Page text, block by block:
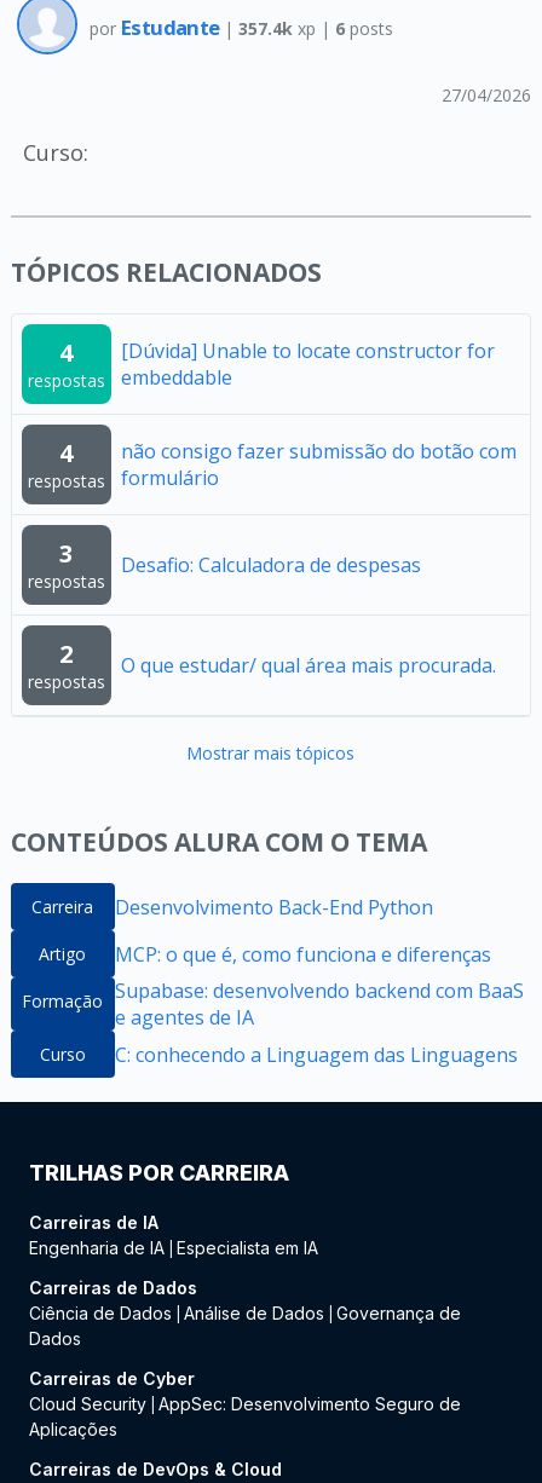
por Estudante | 357.4k xp | 6posts
27/04/2026
Curso:
TÓPICOS RELACIONADOS
4
respostas
[Dúvida] Unable to locate constructor for
embeddable
4
respostas
não consigo fazer submissão do botão com
formulário
3
respostas
Desafio: Calculadora de despesas
2
respostas
O que estudar/ qual área mais procurada.
Mostrar mais tópicos
CONTEÚDOS ALURA COM O TEMA
Carreira Desenvolvimento Back-End Python
Artigo MCP: o que é, como funciona e diferenças
Formação Supabase: desenvolvendo backend com BaaS
e agentes de IA
Curso C: conhecendo a Linguagem das Linguagens
TRILHAS POR CARREIRA
Carreiras de IA
Engenharia de IA Especialista em IA
Carreiras de Dados
Ciência de Dados
Análise de Dados
Governança de
Dados
Carreiras de Cyber
Cloud Security AppSec: Desenvolvimento Seguro de
Aplicações
Carreiras de DevOps & Cloud